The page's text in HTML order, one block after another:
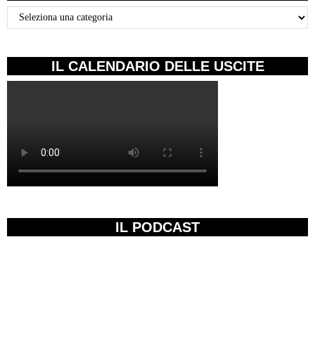
Categorie
IL CALENDARIO DELLE USCITE
IL PODCAST